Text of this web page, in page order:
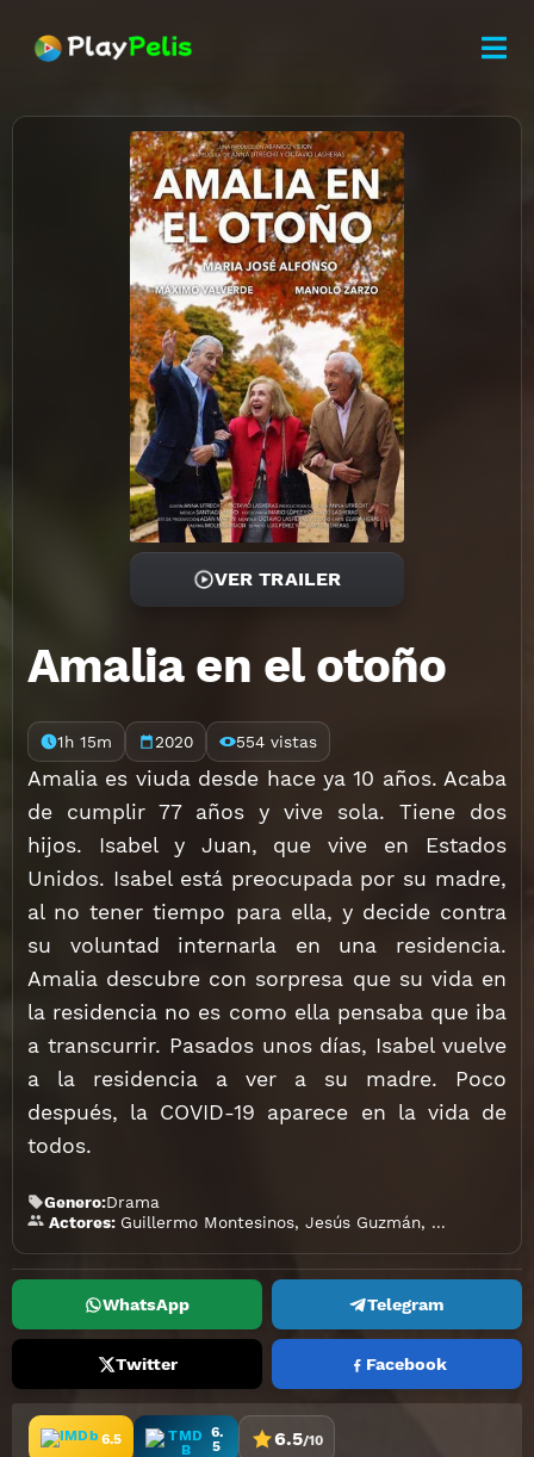
VER TRAILER
Amalia en el otoño
1h 15m 2020 554 vistas
Amalia es viuda desde hace ya 10 años. Acaba
de cumplir 77 años y vive sola. Tiene dos
hijos. Isabel y Juan, que vive en Estados
Unidos. Isabel está preocupada por su madre,
al no tener tiempo para ella, y decide contra
su voluntad internarla en una residencia.
Amalia descubre con sorpresa que su vida en
la residencia no es como ella pensaba que iba
a transcurrir. Pasados unos días, Isabel vuelve
a la residencia a ver a su madre. Poco
después, la COVID-19 aparece en la vida de
todos.
Genero:Drama
Actores: Guillermo Montesinos, Jesús Guzmán, Manuel
WhatsApp Telegram
Twitter Facebook
6.5
6.
5
6.5/10